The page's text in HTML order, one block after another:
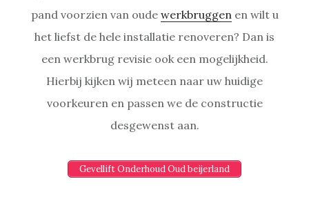
pand voorzien van oude werkbruggen en wilt u
het liefst de hele installatie renoveren? Dan is
een werkbrug revisie ook een mogelijkheid.
Hierbij kijken wij meteen naar uw huidige
voorkeuren en passen we de constructie
desgewenst aan.
Gevellift Onderhoud Oud beijerland